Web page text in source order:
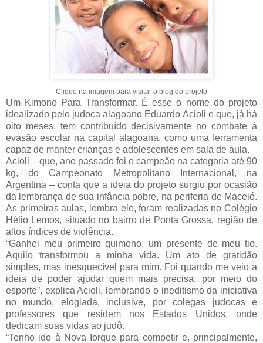
Clique na imagem para visitar o blog do projeto
Um Kimono Para Transformar. É esse o nome do projeto
idealizado pelo judoca alagoano Eduardo Acioli e que, já há
oito meses, tem contribuído decisivamente no combate à
evasão escolar na capital alagoana, como uma ferramenta
capaz de manter crianças e adolescentes em sala de aula.
Acioli – que, ano passado foi o campeão na categoria até 90
kg, do Campeonato Metropolitano Internacional, na
Argentina – conta que a ideia do projeto surgiu por ocasião
da lembrança de sua infância pobre, na periferia de Maceió.
As primeiras aulas, lembra ele, foram realizadas no Colégio
Hélio Lemos, situado no bairro de Ponta Grossa, região de
altos índices de violência.
“Ganhei meu primeiro quimono, um presente de meu tio.
Aquilo transformou a minha vida. Um ato de gratidão
simples, mas inesquecível para mim. Foi quando me veio a
ideia de poder ajudar quem mais precisa, por meio do
esporte”, explica Acioli, lembrando o ineditismo da iniciativa
no mundo, elogiada, inclusive, por colegas judocas e
professores que residem nos Estados Unidos, onde
dedicam suas vidas ao judô.
“Tenho ido à Nova Iorque para competir e, principalmente,